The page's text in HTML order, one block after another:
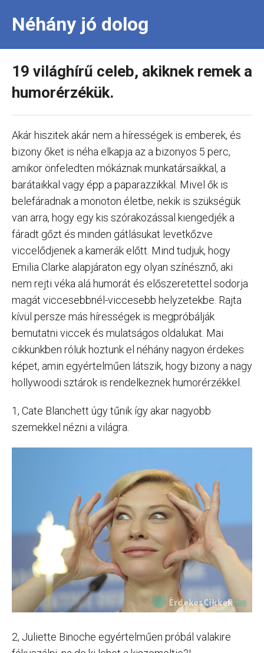
Néhány jó dolog
19 világhírű celeb, akiknek remek a
humorérzékük.
Akár hiszitek akár nem a hírességek is emberek, és
bizony őket is néha elkapja az a bizonyos 5 perc,
amikor önfeledten mókáznak munkatársaikkal, a
barátaikkal vagy épp a paparazzikkal. Mivel ők is
belefáradnak a monoton életbe, nekik is szükségük
van arra, hogy egy kis szórakozással kiengedjék a
fáradt gőzt és minden gátlásukat levetkőzve
viccelődjenek a kamerák előtt. Mind tudjuk, hogy
Emilia Clarke alapjáraton egy olyan színésznő, aki
nem rejti véka alá humorát és előszeretettel sodorja
magát viccesebbnél-viccesebb helyzetekbe. Rajta
kívül persze más hírességek is megpróbálják
bemutatni viccek és mulatságos oldalukat. Mai
cikkünkben róluk hoztunk el néhány nagyon érdekes
képet, amin egyértelműen látszik, hogy bizony a nagy
hollywoodi sztárok is rendelkeznek humorérzékkel.
1, Cate Blanchett úgy tűnik így akar nagyobb
szemekkel nézni a világra.
2, Juliette Binoche egyértelműen próbál valakire